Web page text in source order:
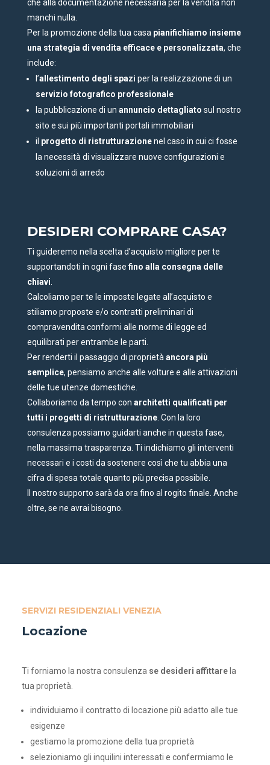
che alla documentazione necessaria per la vendita non
manchi nulla.
Per la promozione della tua casa pianifichiamo insieme
una strategia di vendita efficace e personalizzata, che
include:
l’allestimento degli spazi per la realizzazione di un
servizio fotografico professionale
la pubblicazione di un annuncio dettagliato sul nostro
sito e sui più importanti portali immobiliari
il progetto di ristrutturazionenel caso in cui ci fosse
la necessità di visualizzare nuove configurazioni e
soluzioni di arredo
DESIDERI COMPRARE CASA?
Ti guideremo nella scelta d’acquisto migliore per te
supportandoti in ogni fase fino alla consegna delle
chiavi
Calcoliamo per te le imposte legate all’acquisto e
stiliamo proposte e/o contratti preliminari di
compravendita conformi alle norme di legge ed
equilibrati per entrambe le parti.
Per renderti il passaggio di proprietà ancora più
semplice, pensiamo anche alle volture e alle attivazioni
delle tue utenze domestiche.
Collaboriamo da tempo con architetti qualificati per
tutti i progetti di ristrutturazione. Con la loro
consulenza possiamo guidarti anche in questa fase,
nella massima trasparenza. Ti indichiamo gli interventi
necessari e i costi da sostenere così che tu abbia una
cifra di spesa totale quanto più precisa possibile.
Il nostro supporto sarà da ora fino al rogito finale. Anche
oltre, se ne avrai bisogno.
SERVIZI RESIDENZIALI VENEZIA
Locazione
Ti forniamo la nostra consulenza se desideri affittarela
tua proprietà.
individuiamo il contratto di locazione più adatto alle tue
esigenze
gestiamo la promozione della tua proprietà
selezioniamo gli inquilini interessati e confermiamo le